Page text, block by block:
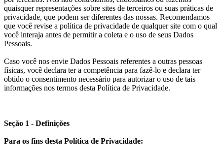
quaisquer representações sobre sites de terceiros ou suas práticas de
privacidade, que podem ser diferentes das nossas. Recomendamos
que você revise a política de privacidade de qualquer site com o qual
você interaja antes de permitir a coleta e o uso de seus Dados
Pessoais.
Caso você nos envie Dados Pessoais referentes a outras pessoas
físicas, você declara ter a competência para fazê-lo e declara ter
obtido o consentimento necessário para autorizar o uso de tais
informações nos termos desta Política de Privacidade.
Seção 1 - Definições
Para os fins desta Política de Privacidade: